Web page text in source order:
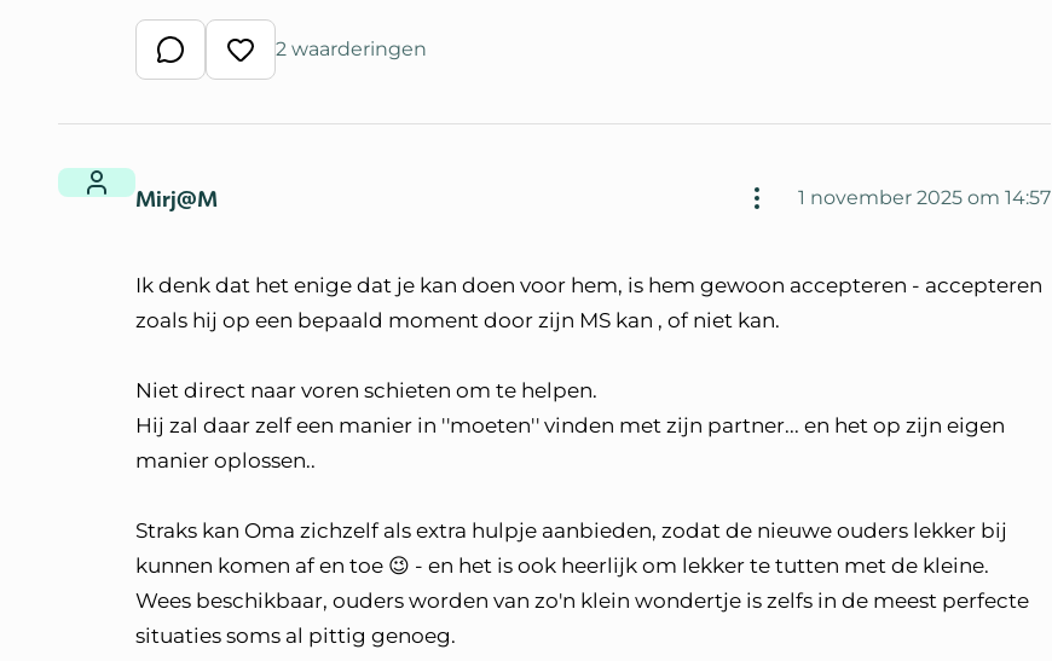
Schrijf een reactie
Waardeer reactie
2 waarderingen
Mirj@M 1 november 2025 om 14:57
Ik denk dat het enige dat je kan doen voor hem, is hem gewoon accepteren - accepteren
zoals hij op een bepaald moment door zijn MS kan , of niet kan.
Niet direct naar voren schieten om te helpen.
Hij zal daar zelf een manier in ''moeten'' vinden met zijn partner... en het op zijn eigen
manier oplossen..
Straks kan Oma zichzelf als extra hulpje aanbieden, zodat de nieuwe ouders lekker bij
kunnen komen af en toe 😉 - en het is ook heerlijk om lekker te tutten met de kleine.
Wees beschikbaar, ouders worden van zo'n klein wondertje is zelfs in de meest perfecte
situaties soms al pittig genoeg.